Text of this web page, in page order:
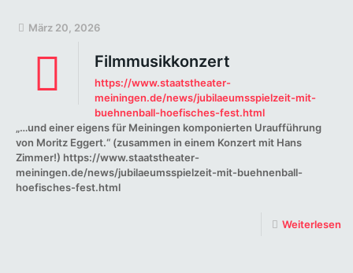
März 20, 2026
Filmmusikkonzert
https://www.staatstheater-
meiningen.de/news/jubilaeumsspielzeit-mit-
buehnenball-hoefisches-fest.html
„…und einer eigens für Meiningen komponierten Uraufführung
von Moritz Eggert.“ (zusammen in einem Konzert mit Hans
Zimmer!) https://www.staatstheater-
meiningen.de/news/jubilaeumsspielzeit-mit-buehnenball-
hoefisches-fest.html
Weiterlesen